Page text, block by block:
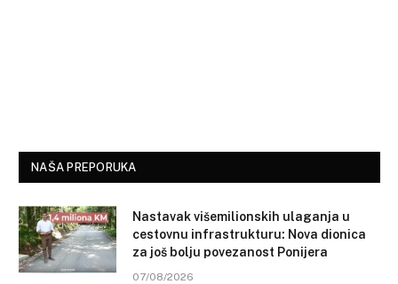
NAŠA PREPORUKA
Nastavak višemilionskih ulaganja u
cestovnu infrastrukturu: Nova dionica
za još bolju povezanost Ponijera
07/08/2026